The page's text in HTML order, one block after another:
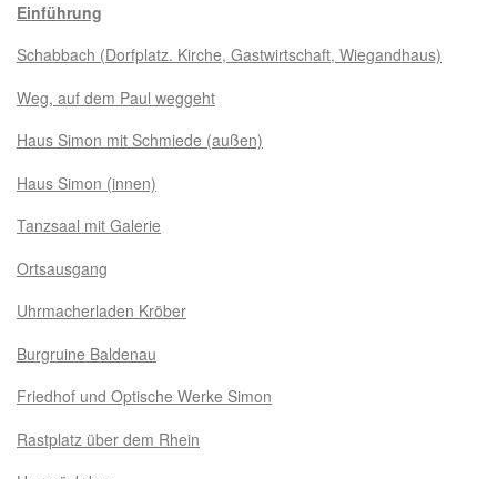
Einführung
Schabbach (Dorfplatz. Kirche, Gastwirtschaft, Wiegandhaus)
Weg, auf dem Paul weggeht
Haus Simon mit Schmiede (außen)
Haus Simon (innen)
Tanzsaal mit Galerie
Ortsausgang
Uhrmacherladen Kröber
Burgruine Baldenau
Friedhof und Optische Werke Simon
Rastplatz über dem Rhein